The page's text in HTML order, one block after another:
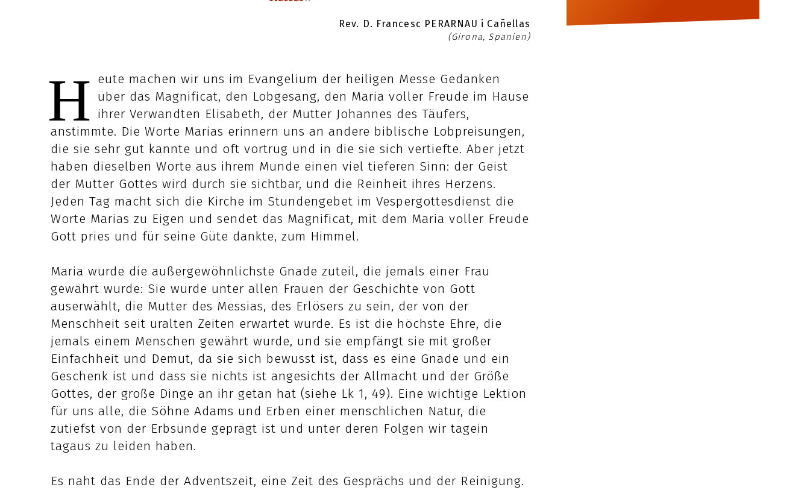
Rev. D. Francesc PERARNAU i Cañellas
(Girona, Spanien)
H eute machen wir uns im Evangelium der heiligen Messe Gedanken
über das Magnificat, den Lobgesang, den Maria voller Freude im Hause
ihrer Verwandten Elisabeth, der Mutter Johannes des Täufers,
anstimmte. Die Worte Marias erinnern uns an andere biblische Lobpreisungen,
die sie sehr gut kannte und oft vortrug und in die sie sich vertiefte. Aber jetzt
haben dieselben Worte aus ihrem Munde einen viel tieferen Sinn: der Geist
der Mutter Gottes wird durch sie sichtbar, und die Reinheit ihres Herzens.
Jeden Tag macht sich die Kirche im Stundengebet im Vespergottesdienst die
Worte Marias zu Eigen und sendet das Magnificat, mit dem Maria voller Freude
Gott pries und für seine Güte dankte, zum Himmel.
Maria wurde die außergewöhnlichste Gnade zuteil, die jemals einer Frau
gewährt wurde: Sie wurde unter allen Frauen der Geschichte von Gott
auserwählt, die Mutter des Messias, des Erlösers zu sein, der von der
Menschheit seit uralten Zeiten erwartet wurde. Es ist die höchste Ehre, die
jemals einem Menschen gewährt wurde, und sie empfängt sie mit großer
Einfachheit und Demut, da sie sich bewusst ist, dass es eine Gnade und ein
Geschenk ist und dass sie nichts ist angesichts der Allmacht und der Größe
Gottes, der große Dinge an ihr getan hat (siehe Lk 1, 49). Eine wichtige Lektion
für uns alle, die Söhne Adams und Erben einer menschlichen Natur, die
zutiefst von der Erbsünde geprägt ist und unter deren Folgen wir tagein
tagaus zu leiden haben.
Es naht das Ende der Adventszeit, eine Zeit des Gesprächs und der Reinigung.